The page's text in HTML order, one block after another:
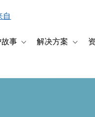
navigation for 产品
事 Toggle sub-navigation for
解决方案 Toggle